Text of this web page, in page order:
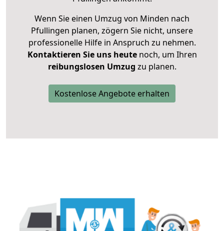
Wenn Sie einen Umzug von Minden nach
Pfullingen planen, zögern Sie nicht, unsere
professionelle Hilfe in Anspruch zu nehmen.
Kontaktieren Sie uns heutenoch, um Ihren
reibungslosen Umzug zu planen.
Kostenlose Angebote erhalten